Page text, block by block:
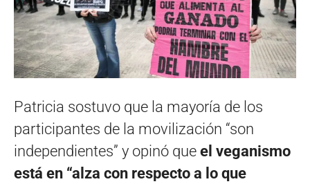
Patricia sostuvo que la mayoría de los
participantes de la movilización “son
independientes” y opinó que el veganismo
está en “alza con respecto a lo que